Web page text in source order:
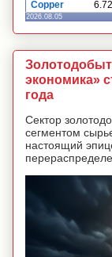
Copper
6.72
2026.08.05
экономика»
года
Сектор
сегментом
настоящий